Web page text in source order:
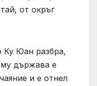
от окръг
Ку Юан разбра,
държава е
и е отнел